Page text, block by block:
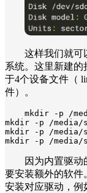
这样我们就可
系统。这里新建的
于4个设备文件（
件）。
mkdir -p /
mkdir -p /media/
mkdir -p /media/
mkdir -p /media/
因为内置驱动
要安装额外的软件
安装对应驱动，例